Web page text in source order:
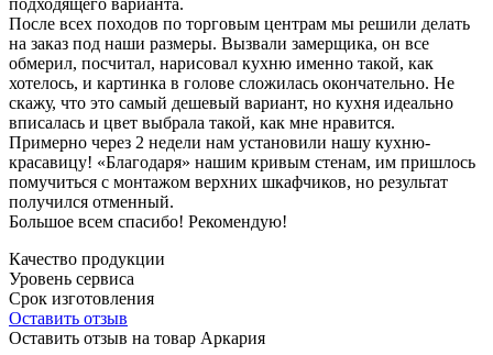
После всех походов по торговым центрам мы решили делать
на заказ под наши размеры. Вызвали замерщика, он все
обмерил, посчитал, нарисовал кухню именно такой, как
хотелось, и картинка в голове сложилась окончательно. Не
скажу, что это самый дешевый вариант, но кухня идеально
вписалась и цвет выбрала такой, как мне нравится.
Примерно через 2 недели нам установили нашу кухню-
красавицу! «Благодаря» нашим кривым стенам, им пришлось
помучиться с монтажом верхних шкафчиков, но результат
получился отменный.
Большое всем спасибо! Рекомендую!
Качество продукции
Уровень сервиса
Срок изготовления
Оставить отзыв
Оставить отзыв на товар Аркария